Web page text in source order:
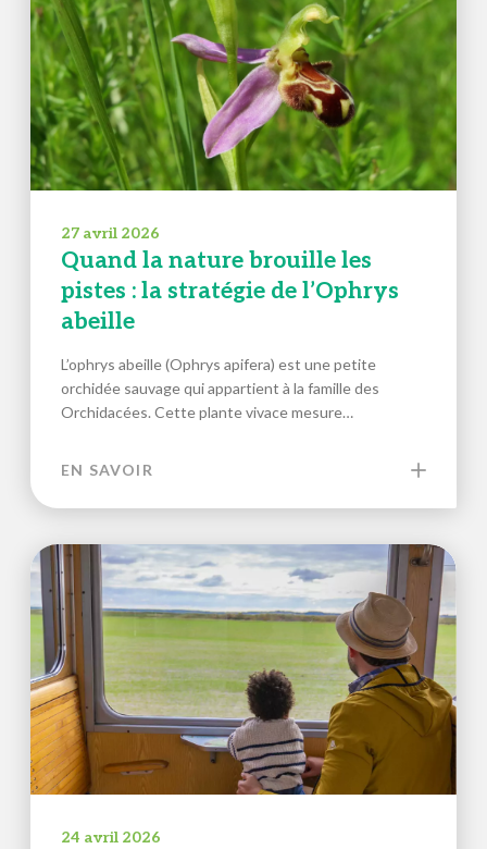
27 avril 2026
Quand la nature brouille les
pistes : la stratégie de l’Ophrys
abeille
L’ophrys abeille (Ophrys apifera) est une petite
orchidée sauvage qui appartient à la famille des
Orchidacées. Cette plante vivace mesure…
EN SAVOIR
24 avril 2026